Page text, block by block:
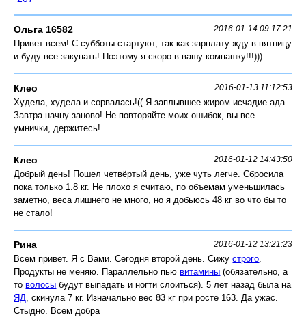
Ольга 16582 2016-01-14 09:17:21
Привет всем! С субботы стартуют, так как зарплату жду в пятницу
и буду все закупать! Поэтому я скоро в вашу компашку!!!)))
Клео 2016-01-13 11:12:53
Худела, худела и сорвалась!(( Я заплывшее жиром исчадие ада.
Завтра начну заново! Не повторяйте моих ошибок, вы все
умнички, держитесь!
Клео 2016-01-12 14:43:50
Добрый день! Пошел четвёртый день, уже чуть легче. Сбросила
пока только 1.8 кг. Не плохо я считаю, по объемам уменьшилась
заметно, веса лишнего не много, но я добьюсь 48 кг во что бы то
не стало!
Рина 2016-01-12 13:21:23
Всем привет. Я с Вами. Сегодня второй день. Сижустрого
Продукты не меняю. Параллельно пьювитамины (обязательно, а
товолосы будут выпадать и ногти слоиться). 5 лет назад была на
ЯД
, скинула 7 кг. Изначально вес 83 кг при росте 163. Да ужас.
Стыдно. Всем добра